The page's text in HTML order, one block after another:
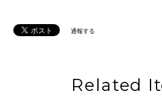
通報する
Related